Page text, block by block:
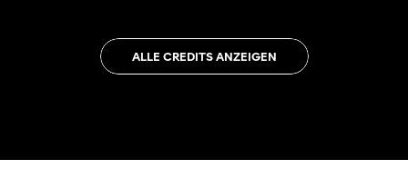
ALLE CREDITS ANZEIGEN